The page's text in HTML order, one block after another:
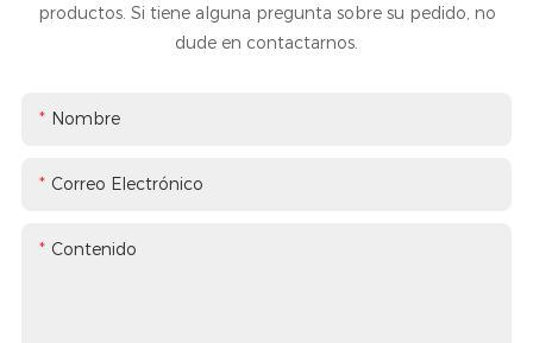
productos. Si tiene alguna pregunta sobre su pedido, no
dude en contactarnos.
Nombre
Correo Electrónico
Contenido